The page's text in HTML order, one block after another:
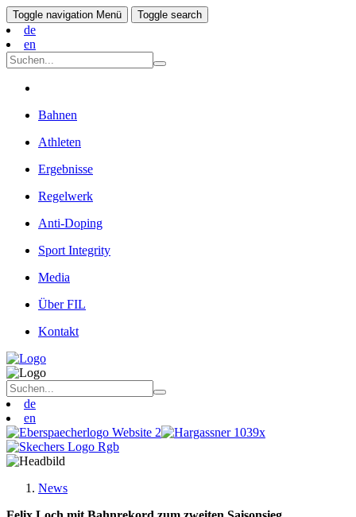
Toggle navigation Menü Toggle search
de
en
Bahnen
Athleten
Ergebnisse
Regelwerk
Anti-Doping
Sport Integrity
Media
Über FIL
Kontakt
de
en
News